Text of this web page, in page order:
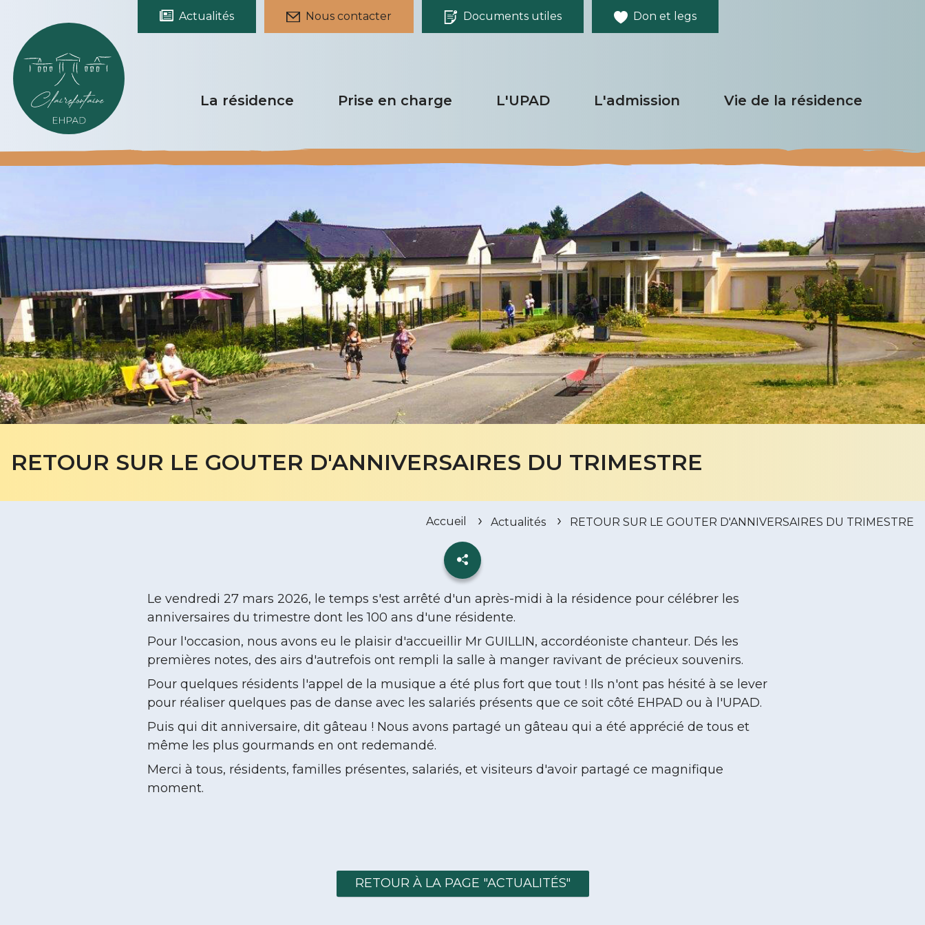
Actualités Nous contacter Documents utiles Don et legs
La résidence
Nos équipes
Notre démarche
qualité
Prise en charge
Les soins
Les services
L'UPAD L'admission Vie de la résidence
semaine
Les activités de la
Le Conseil de la Vie
Sociale
RETOUR SUR LE GOUTER D'ANNIVERSAIRES DU TRIMESTRE
Accueil Actualités RETOUR SUR LE GOUTER D'ANNIVERSAIRES DU TRIMESTRE
Le vendredi 27 mars 2026, le temps s'est arrêté d'un après-midi à la résidence pour célébrer les
anniversaires du trimestre dont les 100 ans d'une résidente.
Pour l'occasion, nous avons eu le plaisir d'accueillir Mr GUILLIN, accordéoniste chanteur. Dés les
premières notes, des airs d'autrefois ont rempli la salle à manger ravivant de précieux souvenirs.
Pour quelques résidents l'appel de la musique a été plus fort que tout ! Ils n'ont pas hésité à se lever
pour réaliser quelques pas de danse avec les salariés présents que ce soit côté EHPAD ou à l'UPAD.
Puis qui dit anniversaire, dit gâteau ! Nous avons partagé un gâteau qui a été apprécié de tous et
même les plus gourmands en ont redemandé.
Merci à tous, résidents, familles présentes, salariés, et visiteurs d'avoir partagé ce magnifique
moment.
RETOUR À LA PAGE "ACTUALITÉS"